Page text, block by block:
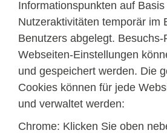
Informationspunkten auf Basis
Nutzeraktivitäten temporär im
Benutzers abgelegt. Besuchs-
Webseiten-Einstellungen
und gespeichert werden. Die
Cookies können für jede
und verwaltet werden:
Chrome: Klicken Sie oben